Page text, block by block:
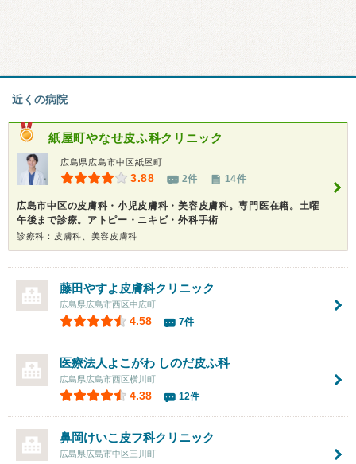
近くの病院
紙屋町やなせ皮ふ科クリニック
広島県広島市中区紙屋町
3.88 2件 14件
広島市中区の皮膚科・小児皮膚科・美容皮膚科。専門医在籍。土曜
午後まで診療。アトピー・ニキビ・外科手術
診療科：皮膚科、美容皮膚科
藤田やすよ皮膚科クリニック
広島県広島市西区中広町
4.58 7件
医療法人よこがわ しのだ皮ふ科
広島県広島市西区横川町
4.38 12件
鼻岡けいこ皮フ科クリニック
広島県広島市中区三川町